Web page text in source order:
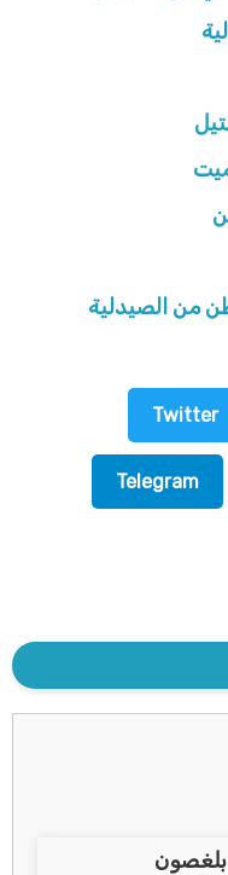
من الصيدلية
Twitter
Telegram